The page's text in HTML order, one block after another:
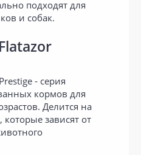
подходят для
и собак.
- серия
кормов для
Делится на
которые зависят от